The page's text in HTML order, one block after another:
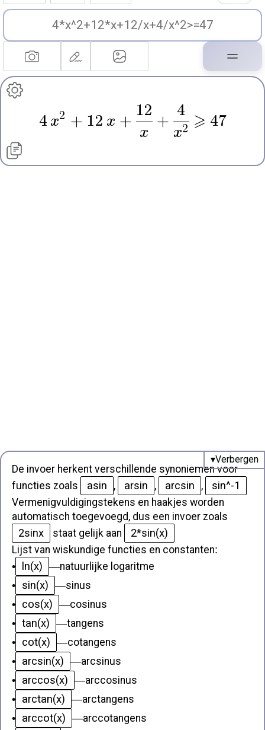
4 x2 + 12 x +
x
12
+
x2
4
⩾ 47
De invoer herkent verschillende synoniemen voor
functies zoals
asin , arsin , arcsin , sin^-1
Vermenigvuldigingstekens en haakjes worden
automatisch toegevoegd, dus een invoer zoals
2sinx staat gelijk aan 2*sin(x)
Lijst van wiskundige functies en constanten:
•
ln(x) —natuurlijke logaritme
•
sin(x) —sinus
•
cos(x) —cosinus
• tan(x) —tangens
•
cot(x) —cotangens
•
arcsin(x) —arcsinus
•
arccos(x) —arccosinus
•
arctan(x) —arctangens
•
arccot(x) —arccotangens